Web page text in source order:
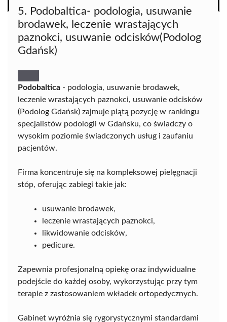
5. Podobaltica- podologia, usuwanie
brodawek, leczenie wrastających
paznokci, usuwanie odcisków(Podolog
Gdańsk)
Podobaltica - podologia, usuwanie brodawek,
leczenie wrastających paznokci, usuwanie odcisków
(Podolog Gdańsk) zajmuje piątą pozycję w rankingu
specjalistów podologii w Gdańsku, co świadczy o
wysokim poziomie świadczonych usług i zaufaniu
pacjentów.
Firma koncentruje się na kompleksowej pielęgnacji
stóp, oferując zabiegi takie jak:
usuwanie brodawek,
leczenie wrastających paznokci,
likwidowanie odcisków,
pedicure.
Zapewnia profesjonalną opiekę oraz indywidualne
podejście do każdej osoby, wykorzystując przy tym
terapie z zastosowaniem wkładek ortopedycznych.
Gabinet wyróżnia się rygorystycznymi standardami